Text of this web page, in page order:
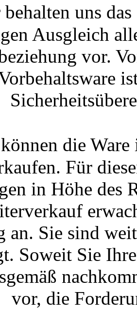
uns
Ausgleich
vor.
die
Für
in Höhe des
an. Sie sind
Soweit Sie
vor, die